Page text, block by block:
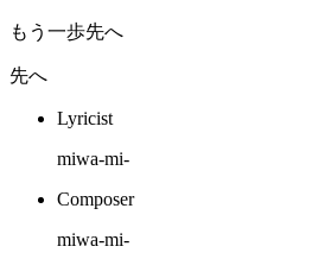
もう一歩先へ
先へ
Lyricist
miwa-mi-
Composer
miwa-mi-